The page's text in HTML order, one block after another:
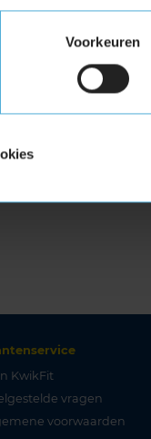
Voorkeuren
KwikFit
vragen
voorwaarden